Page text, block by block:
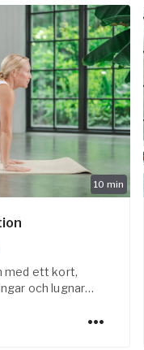
10 min
med ett kort,
och lugnar